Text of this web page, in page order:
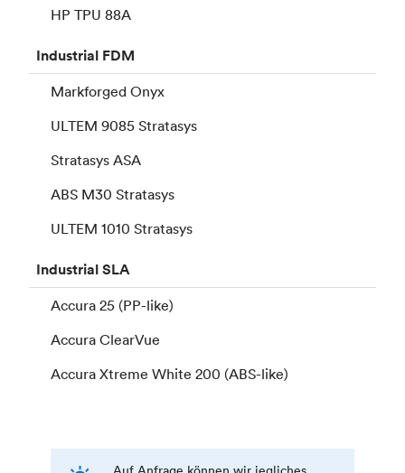
HP TPU 88A
Industrial FDM
Markforged Onyx
ULTEM 9085 Stratasys
Stratasys ASA
ABS M30 Stratasys
ULTEM 1010 Stratasys
IndustrialSLA
Accura 25 (PP-like)
Accura ClearVue
Accura Xtreme White 200 (ABS-like)